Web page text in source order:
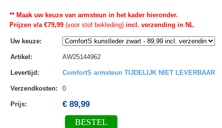
** Maak uw keuze van armsteun in het kader hieronder.
Prijzen v/a €79,99(voor stof bekleding)incl. verzending in NL.
Uw keuze:
Artikel : AW25144962
Levertijd : ComfortS armsteun TIJDELIJK NIET LEVERBAAR
Verzendkosten: 0
Prijs: € 89,99
BESTEL